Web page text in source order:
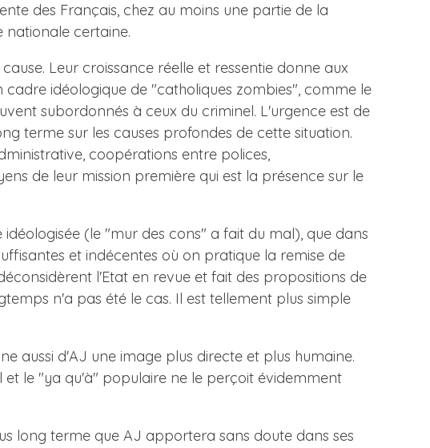
des Français, chez au moins une partie de la
nationale certaine.
Leur croissance réelle et ressentie donne aux
idéologique de "catholiques zombies", comme le
subordonnés à ceux du criminel. L'urgence est de
terme sur les causes profondes de cette situation.
coopérations entre polices,
de leur mission première qui est la présence sur le
(le "mur des cons" a fait du mal), que dans
et indécentes où on pratique la remise de
l'Etat en revue et fait des propositions de
n'a pas été le cas. Il est tellement plus simple
aussi d'AJ une image plus directe et plus humaine.
le "ya qu'à" populaire ne le perçoit évidemment
long terme que AJ apportera sans doute dans ses